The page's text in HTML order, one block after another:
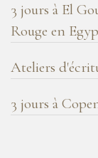
3 jours à El
Rouge en
Ateliers
3 jours à